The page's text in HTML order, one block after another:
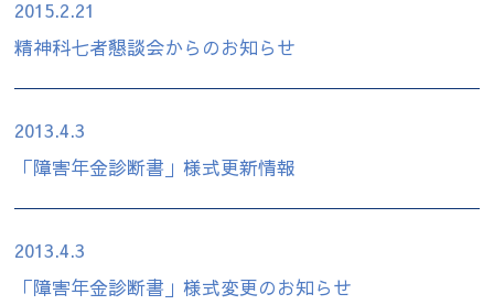
2015.2.21
精神科七者懇談会からのお知らせ
2013.4.3
「障害年金診断書」様式更新情報
2013.4.3
「障害年金診断書」様式変更のお知らせ